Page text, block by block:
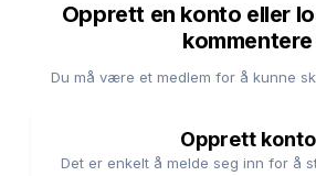
Opprett en konto eller
kommentere
Du må være et medlem for å kunne
Opprett konto
Det er enkelt å melde seg inn for å